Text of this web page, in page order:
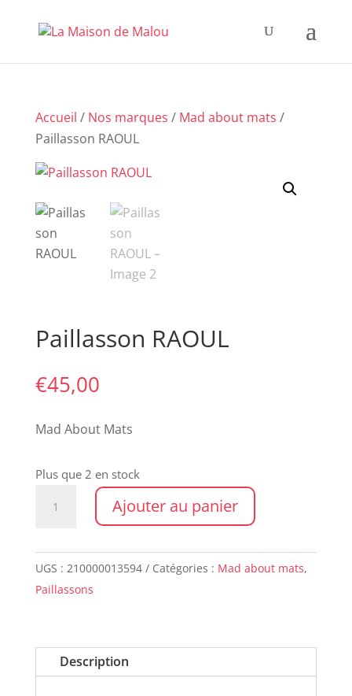
Accueil / Nos marques / Mad about mats /
Paillasson RAOUL
Paillasson RAOUL
€45,00
Mad About Mats
Plus que 2 en stock
RAOUL
Ajouter au panier
UGS : 210000013594 Catégories : Mad about mats,
Paillassons
Description